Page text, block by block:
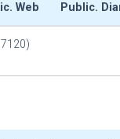
Web Public.